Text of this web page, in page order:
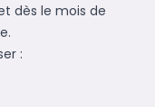
dès le mois de
: